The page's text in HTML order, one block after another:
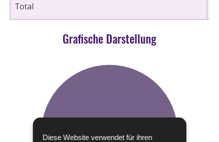
Diese Website verwendet für ihren
Total
Grafische Darstellung